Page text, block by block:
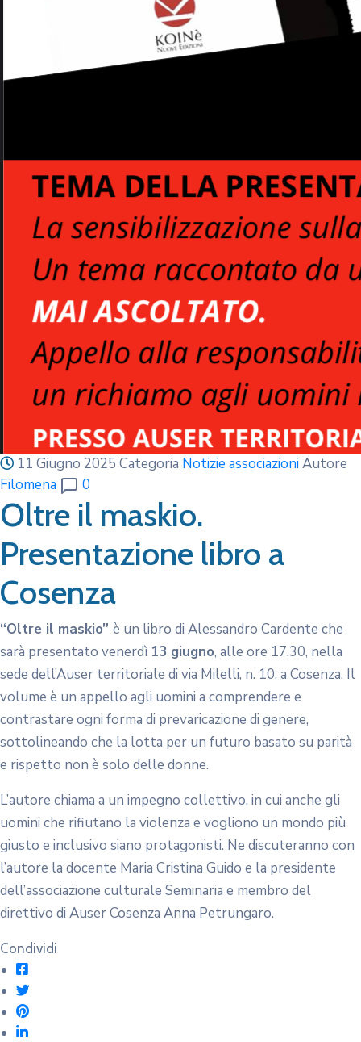
11 Giugno 2025 Categoria Notizie associazioniAutore
Filomena
0
Oltre il maskio.
Presentazione libro a
Cosenza
“Oltre il maskio” è un libro di Alessandro Cardente che
sarà presentato venerdì 13 giugno, alle ore 17.30, nella
sede dell’Auser territoriale di via Milelli, n. 10, a Cosenza. Il
volume è un appello agli uomini a comprendere e
contrastare ogni forma di prevaricazione di genere,
sottolineando che la lotta per un futuro basato su parità
e rispetto non è solo delle donne.
L’autore chiama a un impegno collettivo, in cui anche gli
uomini che rifiutano la violenza e vogliono un mondo più
giusto e inclusivo siano protagonisti. Ne discuteranno con
l’autore la docente Maria Cristina Guido e la presidente
dell’associazione culturale Seminaria e membro del
direttivo di Auser Cosenza Anna Petrungaro.
Condividi